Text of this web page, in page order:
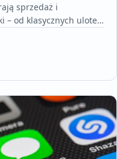
sprzedaż i
– od klasycznych ulotek